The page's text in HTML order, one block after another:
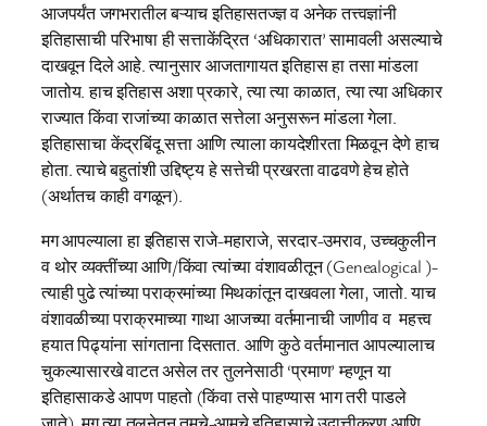
आजपर्यंत जगभरातील बऱ्याच इतिहासतज्ज्ञ व अनेक तत्त्वज्ञांनी
इतिहासाची परिभाषा ही सत्ताकेंद्रित ‘अधिकारात’ सामावली असल्याचे
दाखवून दिले आहे. त्यानुसार आजतागायत इतिहास हा तसा मांडला
जातोय. हाच इतिहास अशा प्रकारे, त्या त्या काळात, त्या त्या अधिकार
राज्यात किंवा राजांच्या काळात सत्तेला अनुसरून मांडला गेला.
इतिहासाचा केंद्रबिंदू सत्ता आणि त्याला कायदेशीरता मिळवून देणे हाच
होता. त्याचे बहुतांशी उद्दिष्ट्य हे सत्तेची प्रखरता वाढवणे हेच होते
(अर्थातच काही वगळून).
मग आपल्याला हा इतिहास राजे-महाराजे, सरदार-उमराव, उच्चकुलीन
व थोर व्यक्तींच्या आणि/किंवा त्यांच्या वंशावळीतून (Genealogical )-
त्याही पुढे त्यांच्या पराक्रमांच्या मिथकांतून दाखवला गेला, जातो. याच
वंशावळीच्या पराक्रमाच्या गाथा आजच्या वर्तमानाची जाणीव व महत्त्व
हयात पिढ्यांना सांगताना दिसतात. आणि कुठे वर्तमानात आपल्यालाच
चुकल्यासारखे वाटत असेल तर तुलनेसाठी ‘प्रमाण’ म्हणून या
इतिहासाकडे आपण पाहतो (किंवा तसे पाहण्यास भाग तरी पाडले